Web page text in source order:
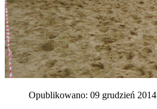
Opublikowano: 09 grudzień 2014